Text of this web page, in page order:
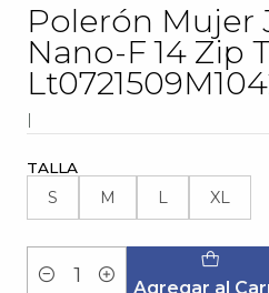
Polerón Mujer
Nano-F 14 Zip
|
TALLA
S M L XL
Cantidad Agregar al